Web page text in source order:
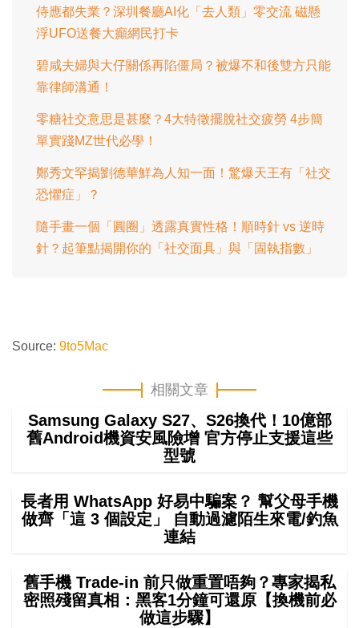
0
%
侍應都失業？深圳餐廳AI化「去人類」零交流 磁懸
浮UFO送餐大癲網民打卡
碧咸夫婦與大仔關係再陷僵局？被爆不和後雙方只能
靠律師溝通！
零糖社交意思是甚麼？4大特徵擺脫社交疲勞 4步簡
單實踐MZ世代必學！
鄭秀文罕揭劉德華鮮為人知一面！驚爆天王有「社交
恐懼症」？
隨手畫一個「圓圈」透露真實性格！順時針 vs 逆時
針？起筆點揭開你的「社交面具」與「固執指數」
Source: 9to5Mac
相關文章
Samsung Galaxy S27、S26換代！10億部
舊Android機資安風險增 官方停止支援這些
型號
長者用 WhatsApp 好易中騙案？ 幫父母手機
做齊「這 3 個設定」 自動過濾陌生來電/釣魚
連結
舊手機 Trade-in 前只做重置唔夠？專家揭私
密照殘留真相：黑客1分鐘可還原【換機前必
做這步驟】